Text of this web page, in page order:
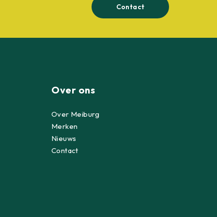
Contact
Over ons
Over Meiburg
Merken
Nieuws
Contact